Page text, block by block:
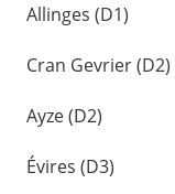
Allinges (D1)
Cran Gevrier (D2)
Ayze (D2)
Évires (D3)